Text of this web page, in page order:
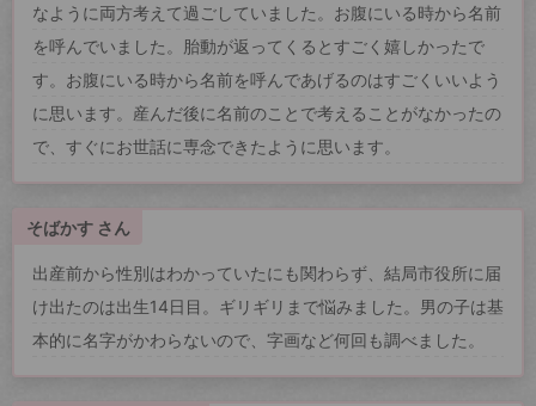
なように両方考えて過ごしていました。お腹にいる時から名前
を呼んでいました。胎動が返ってくるとすごく嬉しかったで
す。お腹にいる時から名前を呼んであげるのはすごくいいよう
に思います。産んだ後に名前のことで考えることがなかったの
で、すぐにお世話に専念できたように思います。
そばかす さん
出産前から性別はわかっていたにも関わらず、結局市役所に届
け出たのは出生14日目。ギリギリまで悩みました。男の子は基
本的に名字がかわらないので、字画など何回も調べました。